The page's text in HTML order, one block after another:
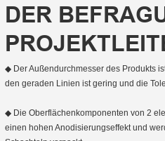
DER
◆ Der Außendurchmesser des Produkts
den geraden Linien ist gering und die
◆ Die Oberflächenkomponenten von 2
einen hohen Anodisierungseffekt und